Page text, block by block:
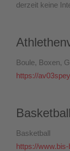
derzeit keine
Boule, Boxen,
https://
Basketball
https://